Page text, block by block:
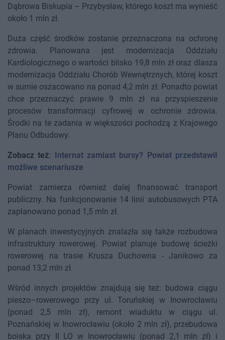
Dąbrowa Biskupia – Przybysław, którego koszt ma wynieść
około 1 mln zł.
Duża część środków zostanie przeznaczona na ochronę
zdrowia. Planowana jest modernizacja Oddziału
Kardiologicznego o wartości blisko 19,8 mln zł oraz dlasza
modernizacja Oddziału Chorób Wewnętrznych, której koszt
w sumie oszacowano na ponad 4,2 mln zł. Ponadto powiat
chce przeznaczyć prawie 9 mln zł na przyspieszenie
procesów transformacji cyfrowej w ochronie zdrowia.
Środki na te zadania w większości pochodzą z Krajowego
Planu Odbudowy.
Zobacz też:
Internat zamiast bursy? Powiat przedstawił
możliwe scenariusze
Powiat zamierza również dalej finansować transport
publiczny. Na funkcjonowanie 14 linii autobusowych PTA
zaplanowano ponad 1,5 mln zł.
W planach inwestycyjnych znalazła się także rozbudowa
infrastruktury rowerowej. Powiat planuje budowę ścieżki
rowerowej na trasie Krusza Duchowna - Janikowo za
ponad 13,2 mln zł.
Wśród innych projektów znajdują się też: budowa ciągu
pieszo–rowerowego przy ul. Toruńskiej w Inowrocławiu
(ponad 2,5 mln zł), remont wiaduktu w ciągu ul.
Poznańskiej w Inowrocławiu (około 2 mln zł), przebudowa
boiska przy II LO w Inowrocławiu (ponad 2,1 mln zł) i